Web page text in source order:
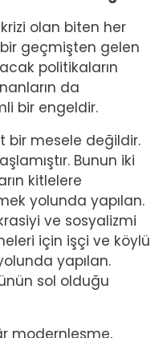
olan biten her
geçmişten gelen
politikaların
da
bir engeldir.
bir mesele değildir.
Bunun iki
kitlelere
yolunda yapılan.
ve sosyalizmi
için işçi ve köylü
yapılan.
sol olduğu
modernleşme,